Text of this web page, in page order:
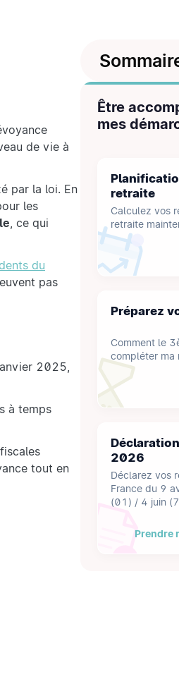
de vie à
par la loi. En
les
, ce qui
du
pas
2025,
à temps
tout en
Être
mes
retraite
Calculez vos
retraite
Préparez
Comment le
compléter ma
2026
Déclarez vos
France du 9
(01) / 4 juin
Prendre